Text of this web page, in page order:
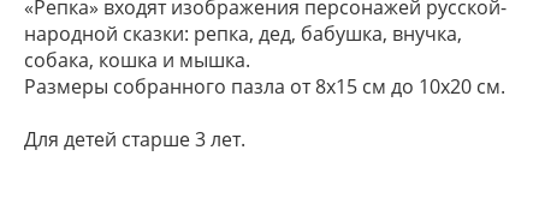
«Репка» входят изображения персонажей русской-
народной сказки: репка, дед, бабушка, внучка,
собака, кошка и мышка.
Размеры собранного пазла от 8х15 см до 10х20 см.
Для детей старше 3 лет.